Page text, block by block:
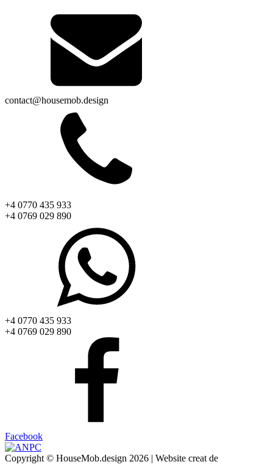
contact@housemob.design
+4 0770 435 933
+4 0769 029 890
+4 0770 435 933
+4 0769 029 890
Facebook
Copyright © HouseMob.design 2026 | Website creat de